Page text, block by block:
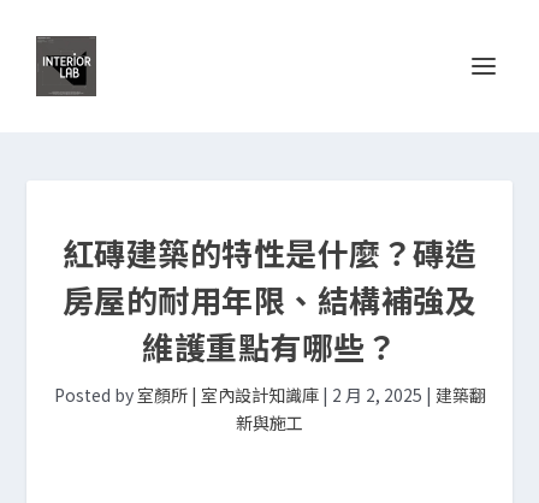
紅磚建築的特性是什麼？磚造
房屋的耐用年限、結構補強及
維護重點有哪些？
Posted by 室顏所 | 室內設計知識庫| 2 月 2, 2025 | 建築翻
新與施工